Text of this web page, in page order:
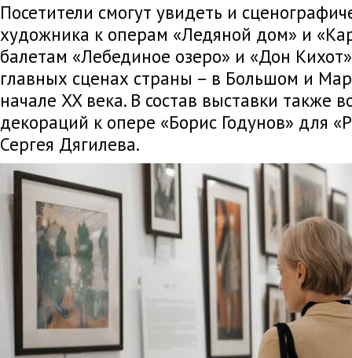
Посетители смогут увидеть и
художника к операм «Ледяной дом» и
балетам «Лебединое озеро» и «Дон
главных сценах страны – в Большом и
начале XX века. В состав выставки также
декораций к опере «Борис Годунов» для
Сергея Дягилева.